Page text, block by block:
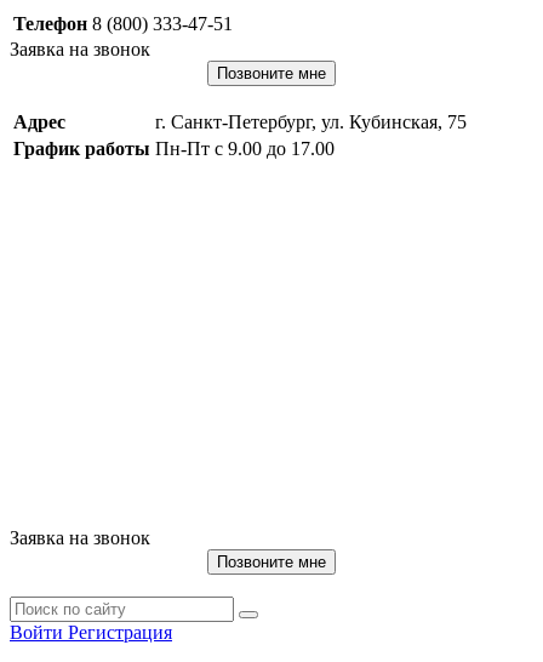
Телефон 8 (800) 333-47-51
Заявка на звонок
Позвоните мне
Адрес
г. Санкт-Петербург, ул. Кубинская, 75
График работы Пн-Пт с 9.00 до 17.00
Заявка на звонок
Позвоните мне
Войти Регистрация